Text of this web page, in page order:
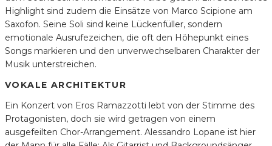
Highlight sind zudem die Einsätze von Marco Scipione am
Saxofon. Seine Soli sind keine Lückenfüller, sondern
emotionale Ausrufezeichen, die oft den Höhepunkt eines
Songs markieren und den unverwechselbaren Charakter der
Musik unterstreichen.
VOKALE ARCHITEKTUR
Ein Konzert von Eros Ramazzotti lebt von der Stimme des
Protagonisten, doch sie wird getragen von einem
ausgefeilten Chor-Arrangement. Alessandro Lopane ist hier